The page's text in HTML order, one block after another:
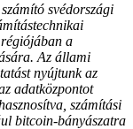
svédországi
régiójában a
Az állami
nyújtunk az
adatközpontot
számítási
bitcoin-bányászatra